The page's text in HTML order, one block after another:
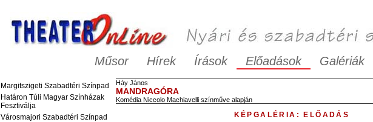
Műsor Hírek Írások Előadások Galériák
Margitszigeti Szabadtéri Színpad
Határon Túli Magyar Színházak
Fesztiválja
Városmajori Szabadtéri Színpad
Háy János
MANDRAGÓRA
Komédia Niccolo Machiavelli színműve alapján
KÉPGALÉRIA: ELŐADÁS